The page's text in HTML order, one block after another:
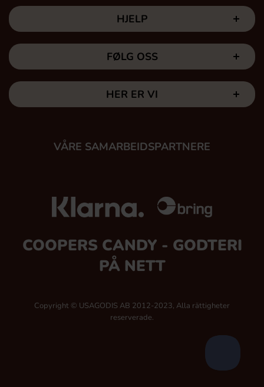
HJELP
FØLG OSS
HER ER VI
VÅRE SAMARBEIDSPARTNERE
COOPERS CANDY - GODTERI
PÅ NETT
Copyright © USAGODIS AB 2012-2023, Alla rättigheter
reserverade.